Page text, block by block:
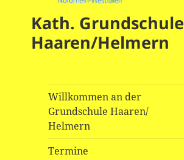
Kath. Grundschule
Haaren/Helmern
Willkommen an der
Grundschule Haaren/
Helmern
Termine